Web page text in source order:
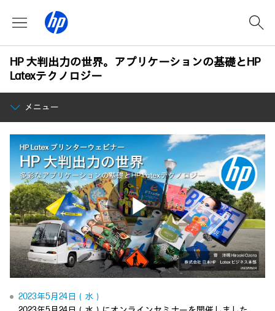
HP 大判出力の世界。アプリケーションの基礎とHP
Latexテクノロジー
メニュー
Play
Video
2023年5月24日（水）